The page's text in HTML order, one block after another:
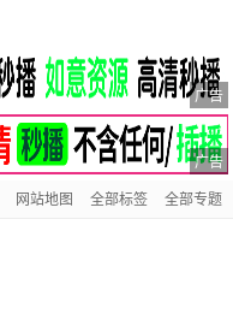
广告
广告
网站地图 全部标签 全部专题